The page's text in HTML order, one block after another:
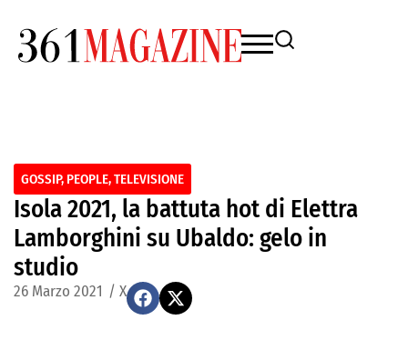
GOSSIP, PEOPLE,TELEVISIONE
Isola 2021, la battuta hot di Elettra
Lamborghini su Ubaldo: gelo in
studio
26 Marzo 2021 / X